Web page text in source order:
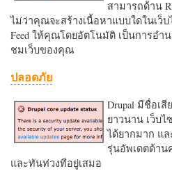
สามารถด้าน
ไม่ว่าคุณจะสร้างเนื้อหาแบบใดในเว็บ
Feed ให้คุณโดยอัตโนมัติ เป็นการอำ
ชมเว็บของคุณ
ปลอดภัย
Drupal มีชื่อเ
ยาวนาน เว็บไ
ได้ยากมาก แ
รุ่นอัพเดตด้าน
และทันท่วงทีอยู่เสมอ